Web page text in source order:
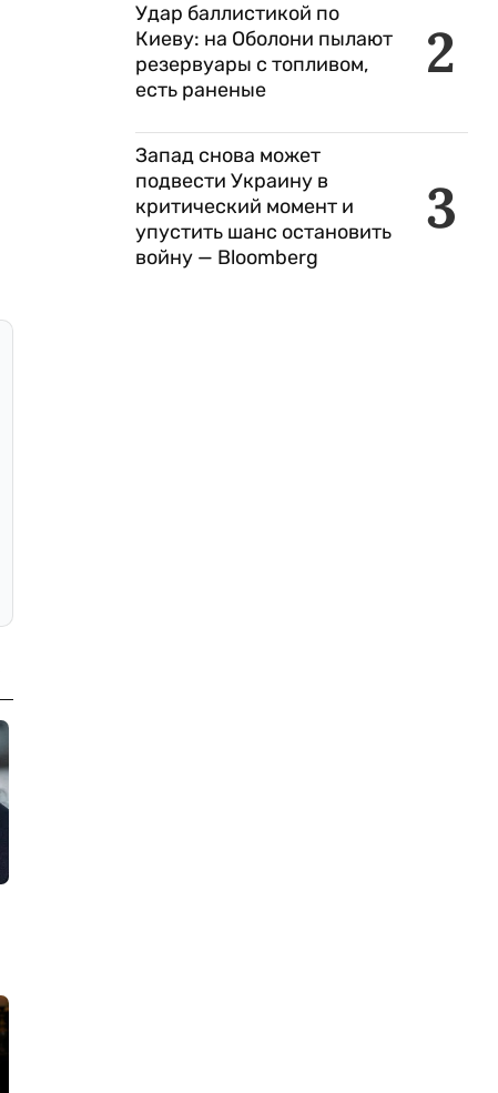
2
Удар баллистикой по
Киеву: на Оболони пылают
резервуары с топливом,
есть раненые
3
Запад снова может
подвести Украину в
критический момент и
упустить шанс остановить
войну — Bloomberg